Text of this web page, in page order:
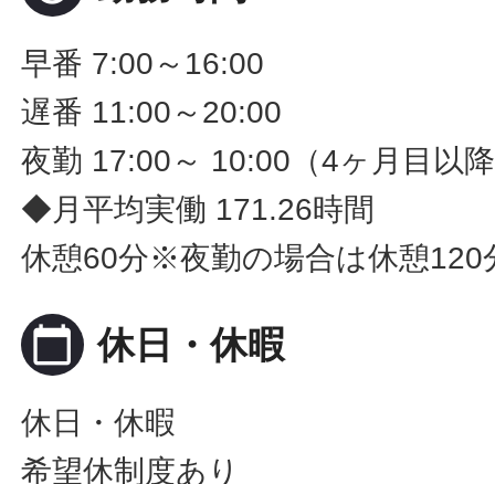
早番 7:00～16:00
遅番 11:00～20:00
夜勤 17:00～ 10:00（4ヶ月目以
◆月平均実働 171.26時間
休憩60分※夜勤の場合は休憩120
calendar_today 休日・休暇
休日・休暇
希望休制度あり